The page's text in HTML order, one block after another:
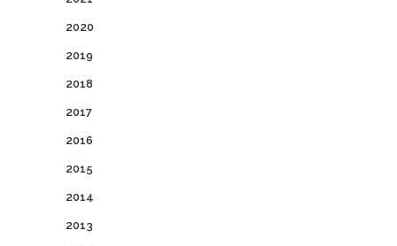
2020
2019
2018
2017
2016
2015
2014
2013